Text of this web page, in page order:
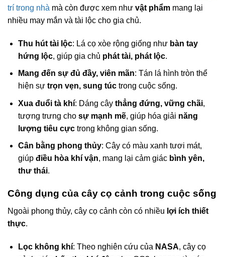
trí trong nhà mà còn được xem như vật phẩm mang lại
nhiều may mắn và tài lộc cho gia chủ.
Thu hút tài lộc: Lá cọ xòe rộng giống như bàn tay
hứng lộc, giúp gia chủ phát tài, phát lộc.
Mang đến sự đủ đầy, viên mãn: Tán lá hình tròn thể
hiện sự trọn vẹn, sung túctrong cuộc sống.
Xua đuổi tà khí: Dáng cây thẳng đứng, vững chãi,
tượng trưng cho sự mạnh mẽ, giúp hóa giải năng
lượng tiêu cựctrong không gian sống.
Cân bằng phong thủy: Cây có màu xanh tươi mát,
giúp điều hòa khí vận, mang lại cảm giác bình yên,
thư thái.
Công dụng của cây cọ cảnh trong cuộc sống
Ngoài phong thủy, cây cọ cảnh còn có nhiều lợi ích thiết
thực.
Lọc không khí: Theo nghiên cứu của NASA, cây cọ